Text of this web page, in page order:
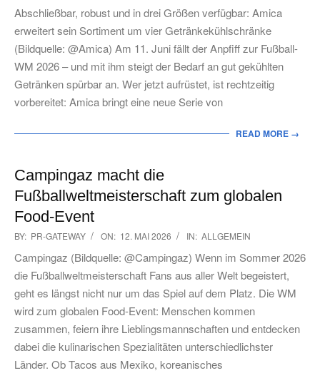
06-
10
Abschließbar, robust und in drei Größen verfügbar: Amica
erweitert sein Sortiment um vier Getränkekühlschränke
(Bildquelle: @Amica) Am 11. Juni fällt der Anpfiff zur Fußball-
WM 2026 – und mit ihm steigt der Bedarf an gut gekühlten
Getränken spürbar an. Wer jetzt aufrüstet, ist rechtzeitig
vorbereitet: Amica bringt eine neue Serie von
READ MORE →
Campingaz macht die
Fußballweltmeisterschaft zum globalen
Food-Event
2026-
05-
12
BY: PR-GATEWAY ON: 12. MAI 2026 IN: ALLGEMEIN
Campingaz (Bildquelle: @Campingaz) Wenn im Sommer 2026
die Fußballweltmeisterschaft Fans aus aller Welt begeistert,
geht es längst nicht nur um das Spiel auf dem Platz. Die WM
wird zum globalen Food-Event: Menschen kommen
zusammen, feiern ihre Lieblingsmannschaften und entdecken
dabei die kulinarischen Spezialitäten unterschiedlichster
Länder. Ob Tacos aus Mexiko, koreanisches